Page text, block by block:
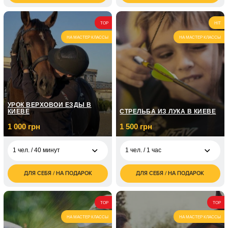
грн
1 чел. / 8 занятий по
1 часу
4 350
грн
1 чел. / 12 занятий по
1 часу
7 150
1 чел. / 3 занятия
2 100
грн
грн
2 чел. / 3 часа
9 000
грн
TOP
НА МАСТЕР КЛАССЫ
УРОК ВЕРХОВОЙ ЕЗДЫ В
КИЕВЕ
1 000 грн
1 чел. / 40 минут
1 000
грн
1 чел. / 40 минут/ 4
занятия
2 450
грн
1 чел. / 40 минут/8
4 450
ДЛЯ СЕБЯ / НА ПОДАРОК
HIT
НА МАСТЕР КЛАССЫ
СТРЕЛЬБА ИЗ ЛУКА В КИЕВЕ
1 500 грн
1 чел. / 1 час
1 500
грн
2 чел. / 1 час
1 800
грн
ДЛЯ СЕБЯ / НА ПОДАРОК
TOP
НА МАСТЕР КЛАССЫ
TOP
НА МАСТЕР КЛАССЫ